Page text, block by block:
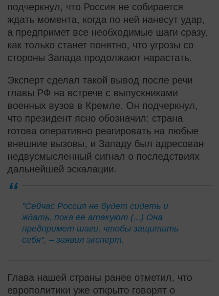
подчеркнул, что Россия не собирается
ждать момента, когда по ней нанесут удар,
а предпримет все необходимые шаги сразу,
как только станет понятно, что угрозы со
стороны Запада продолжают нарастать.
Эксперт сделал такой вывод после речи
главы РФ на встрече с выпускниками
военных вузов в Кремле. Он подчеркнул,
что президент ясно обозначил: страна
готова оперативно реагировать на любые
внешние вызовы, и Западу был адресован
недвусмысленный сигнал о последствиях
дальнейшей эскалации.
"Сейчас Россия не будет сидеть и
ждать, пока ее атакуют (...) Она
предпримет шаги, чтобы защитить
себя", – заявил эксперт.
Глава нашей страны ранее отметил, что
европолитики уже открыто говорят о